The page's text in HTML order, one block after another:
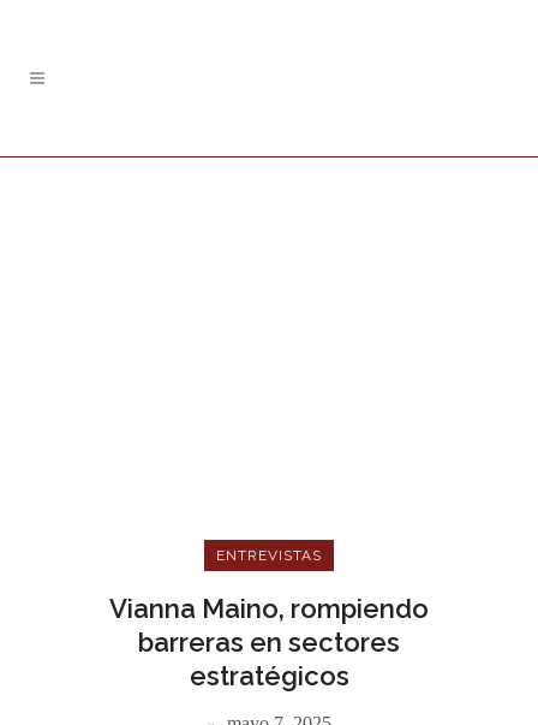
ENTREVISTAS
Vianna Maino, rompiendo
barreras en sectores
estratégicos